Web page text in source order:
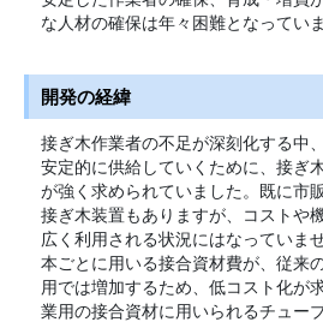
な人材の確保は年々困難となっていま
開発の経緯
接ぎ木作業者の不足が深刻化する中
安定的に供給していくために、接ぎ
が強く求められていました。既に市
接ぎ木装置もありますが、コストや
広く利用される状況にはなっていま
本ごとに用いる接合資材費が、従来
用では増加するため、低コスト化が
業用の接合資材に用いられるチュー